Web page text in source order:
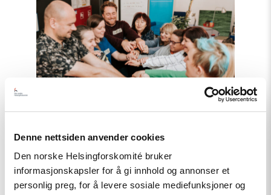
Denne nettsiden anvender cookies
Den norske Helsingforskomité bruker
informasjonskapsler for å gi innhold og annonser et
personlig preg, for å levere sosiale mediefunksjoner og
Nyhet
Helsingforskomiteen med nytt
med
nytt
oppdrag
for
EØS-
midlene
–